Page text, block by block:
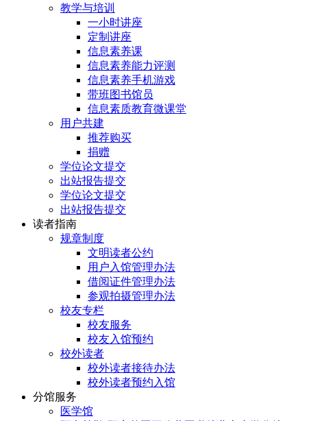
教学与培训
一小时讲座
定制讲座
信息素养课
信息素养能力评测
信息素养手机游戏
带班图书馆员
信息素质教育微课堂
用户共建
推荐购买
捐赠
学位论文提交
出站报告提交
学位论文提交
出站报告提交
读者指南
规章制度
文明读者公约
用户入馆管理办法
借阅证件管理办法
参观拍摄管理办法
校友专栏
校友服务
校友入馆预约
校外读者
校外读者接待办法
校外读者预约入馆
分馆服务
医学馆